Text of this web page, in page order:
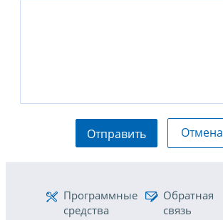
Отправить Отмена
Программные
средства
Обратная
связь